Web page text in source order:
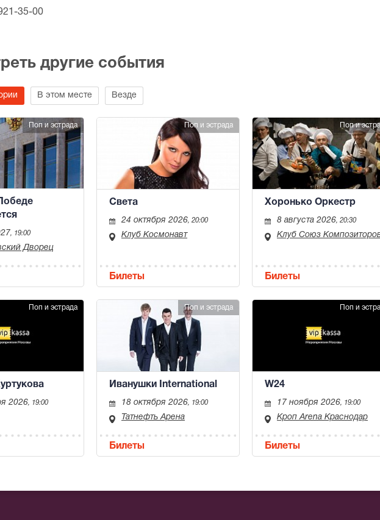
35-00
другие события
В этом месте Везде
Поп и эстрада
, 19:00
Дворец
Поп и эстрада
Света
24 октября 2026, 20:00
Клуб Космонавт
Билеты
Поп и
Хоронько Оркестр
8 августа 2026, 20:30
Клуб Союз
Билеты
Поп и эстрада
2026, 19:00
Поп и эстрада
Иванушки International
18 октября 2026, 19:00
Татнефть Арена
Билеты
Поп и
W24
17 ноября 2026, 19:00
Кроп Arena Краснодар
Билеты